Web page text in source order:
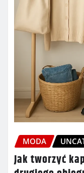
MODA
Jak tworzyć